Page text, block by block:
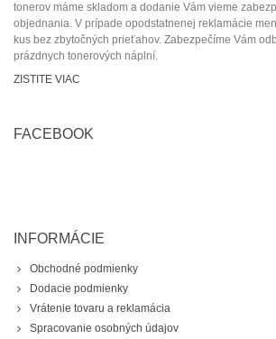
tonerov máme skladom a dodanie Vám vieme
objednania. V prípade opodstatnenej reklamácie
kus bez zbytočných prieťahov. Zabezpečíme Vám
prázdnych tonerových náplní.
ZISTITE VIAC
FACEBOOK
INFORMÁCIE
Obchodné podmienky
Dodacie podmienky
Vrátenie tovaru a reklamácia
Spracovanie osobných údajov